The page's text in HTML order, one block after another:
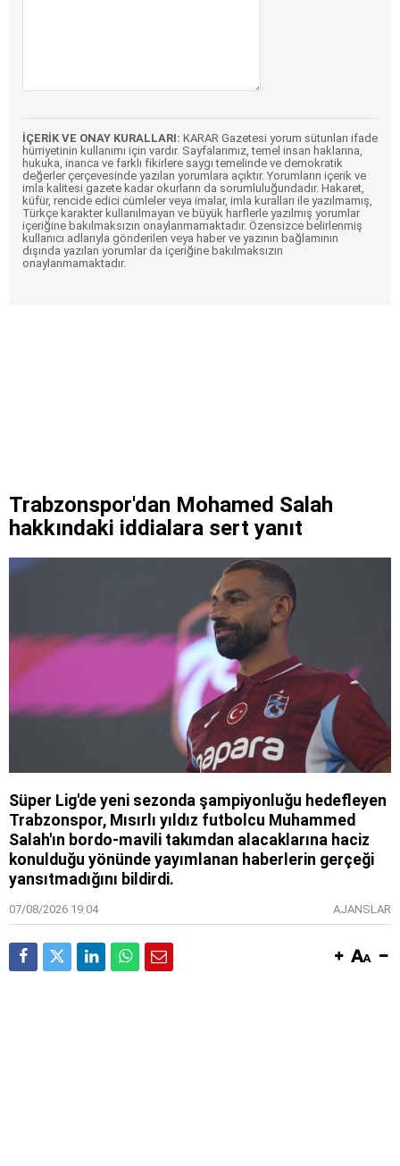
İÇERİK VE ONAY KURALLARI: KARAR Gazetesi yorum sütunları ifade
hürriyetinin kullanımı için vardır. Sayfalarımız, temel insan haklarına,
hukuka, inanca ve farklı fikirlere saygı temelinde ve demokratik
değerler çerçevesinde yazılan yorumlara açıktır. Yorumların içerik ve
imla kalitesi gazete kadar okurların da sorumluluğundadır. Hakaret,
küfür, rencide edici cümleler veya imalar, imla kuralları ile yazılmamış,
Türkçe karakter kullanılmayan ve büyük harflerle yazılmış yorumlar
içeriğine bakılmaksızın onaylanmamaktadır. Özensizce belirlenmiş
kullanıcı adlarıyla gönderilen veya haber ve yazının bağlamının
dışında yazılan yorumlar da içeriğine bakılmaksızın
onaylanmamaktadır.
Trabzonspor'dan Mohamed Salah
hakkındaki iddialara sert yanıt
Süper Lig'de yeni sezonda şampiyonluğu hedefleyen
Trabzonspor, Mısırlı yıldız futbolcu Muhammed
Salah'ın bordo-mavili takımdan alacaklarına haciz
konulduğu yönünde yayımlanan haberlerin gerçeği
yansıtmadığını bildirdi.
07/08/2026 19:04 AJANSLAR